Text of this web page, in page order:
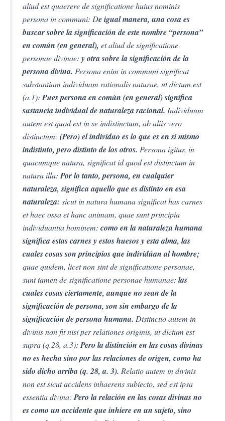
aliud est quaerere de significatione huius nominis
persona in communi: De igual manera, una cosa es
buscar sobre la significación de este nombre “persona”
en común (en general), et aliud de significatione
personae divinae: y otra sobre la significación de la
persona divina. Persona enim in communi significat
substantiam individuam rationalis naturae, ut dictum est
(a.1): Pues persona en común (en general) significa
sustancia individual de naturaleza racional. Individuum
autem est quod est in se indistinctum, ab aliis vero
distinctum: (Pero) el individuo es lo que es en sí mismo
indistinto, pero distinto de los otros. Persona igitur, in
quacumque natura, significat id quod est distinctum in
natura illa: Por lo tanto, persona, en cualquier
naturaleza, significa aquello que es distinto en esa
naturaleza: sicut in natura humana significat has carnes
et haec ossa et hanc animam, quae sunt principia
individuantia hominem: como en la naturaleza humana
significa estas carnes y estos huesos y esta alma, las
cuales cosas son principios queindividúan al hombre;
quae quidem, licet non sint de significatione personae,
sunt tamen de significatione personae humanae: las
cuales cosas ciertamente, aunque no sean de la
significación de persona, son sin embargo de la
significación de persona humana. Distinctio autem in
divinis non fit nisi per relationes originis, ut dictum est
supra (q.28, a.3): Pero la distinción en las cosas divinas
no es hecha sino por las relaciones de origen, como ha
sido dicho arriba (q. 28, a. 3). Relatio autem in divinis
non est sicut accidens inhaerens subiecto, sed est ipsa
essentia divina: Pero la relación en las cosas divinas no
es como un accidente que inhiere en un sujeto, sino